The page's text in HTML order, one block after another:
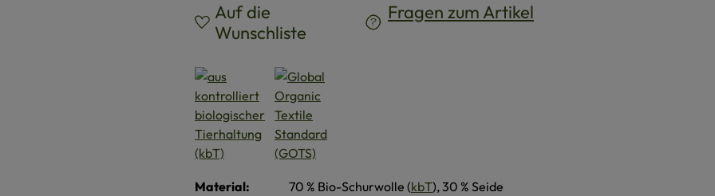
Auf die
Wunschliste
Fragen zum Artikel
Material: 70 % Bio-Schurwolle (kbT), 30 % Seide